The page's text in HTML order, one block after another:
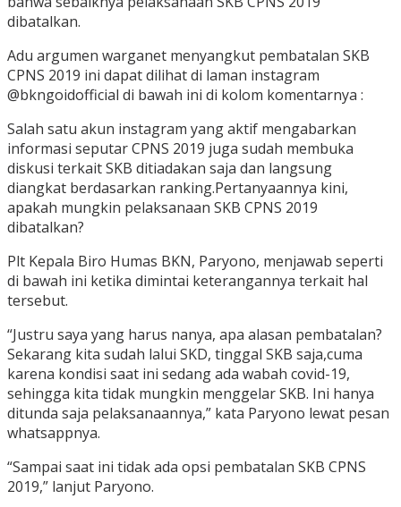
dibatalkan.
Adu argumen warganet menyangkut pembatalan SKB
CPNS 2019 ini dapat dilihat di laman instagram
@bkngoidofficial di bawah ini di kolom komentarnya :
Salah satu akun instagram yang aktif mengabarkan
informasi seputar CPNS 2019 juga sudah membuka
diskusi terkait SKB ditiadakan saja dan langsung
diangkat berdasarkan ranking.Pertanyaannya kini,
apakah mungkin pelaksanaan SKB CPNS 2019
dibatalkan?
Plt Kepala Biro Humas BKN, Paryono, menjawab seperti
di bawah ini ketika dimintai keterangannya terkait hal
tersebut.
“Justru saya yang harus nanya, apa alasan pembatalan?
Sekarang kita sudah lalui SKD, tinggal SKB saja,cuma
karena kondisi saat ini sedang ada wabah covid-19,
sehingga kita tidak mungkin menggelar SKB. Ini hanya
ditunda saja pelaksanaannya,” kata Paryono lewat pesan
whatsappnya.
“Sampai saat ini tidak ada opsi pembatalan SKB CPNS
2019,” lanjut Paryono.